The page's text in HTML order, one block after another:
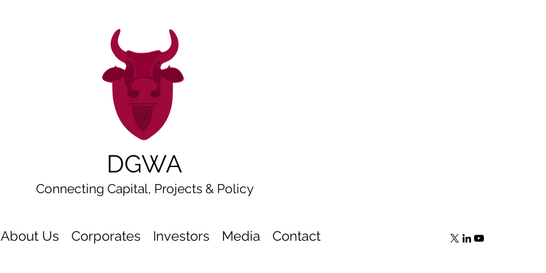
DGWA
Connecting Capital, Projects & Policy
About Us Corporates Investors Media Contact